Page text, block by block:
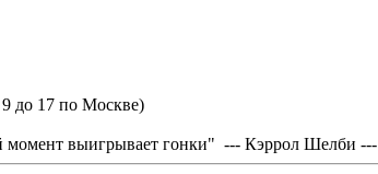
9 до 17 по Москве)
выигрывает гонки" --- Кэррол Шелби ---